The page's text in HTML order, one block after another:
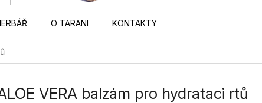
O TARANI KONTAKTY
VERA balzám pro hydrataci rtů